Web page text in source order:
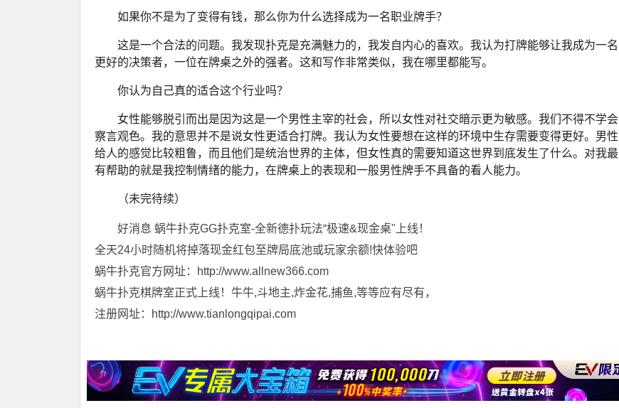
如果你不是为了变得有钱，那么你为什么选择成为一名职业牌手？
这是一个合法的问题。我发现扑克是充满魅力的，我发自内心的喜欢。我认为打牌能够让我成为一名
更好的决策者，一位在牌桌之外的强者。这和写作非常类似，我在哪里都能写。
你认为自己真的适合这个行业吗？
女性能够脱引而出是因为这是一个男性主宰的社会，所以女性对社交暗示更为敏感。我们不得不学会
察言观色。我的意思并不是说女性更适合打牌。我认为女性要想在这样的环境中生存需要变得更好。男性
给人的感觉比较粗鲁，而且他们是统治世界的主体，但女性真的需要知道这世界到底发生了什么。对我最
有帮助的就是我控制情绪的能力，在牌桌上的表现和一般男性牌手不具备的看人能力。
（未完待续）
好消息 蜗牛扑克GG扑克室-全新德扑玩法“极速&现金桌"上线！
全天24小时随机将掉落现金红包至牌局底池或玩家余额!快体验吧
蜗牛扑克官方网址：http://www.allnew366.com
蜗牛扑克棋牌室正式上线！牛牛,斗地主,炸金花,捕鱼,等等应有尽有，
注册网址：http://www.tianlongqipai.com